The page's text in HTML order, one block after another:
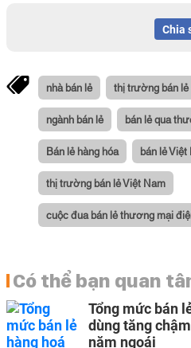
Chia
nhà bán lẻ thị trường bán lẻ
ngành bán lẻ bán lẻ qua
Bán lẻ hàng hóa bán lẻ Việt
thị trường bán lẻ Việt Nam
cuộc đua bán lẻ thương mại
Có thể bạn quan
Tổng mức bán
dùng tăng
năm ngoái